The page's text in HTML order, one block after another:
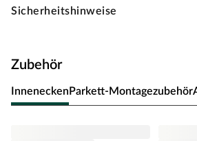
Lieferumfang
Sicherheitshinweise
Zubehör
Innenecken Parkett-Montagezubehör